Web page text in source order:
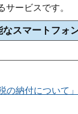
サービスです。
なスマートフォ
税の納付について